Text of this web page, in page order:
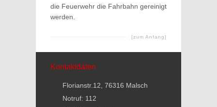
die Feuerwehr die Fahrbahn gereinigt
werden.
[zum Anfang]
Kontaktdaten
Florianstr.12, 76316 Malsch
Notruf: 112